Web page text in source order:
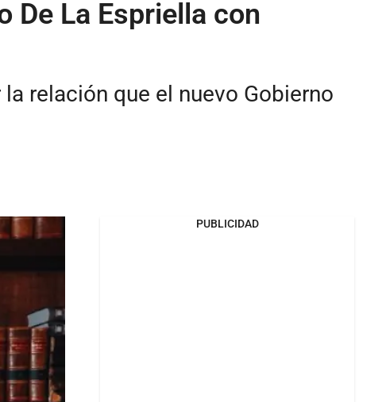
De La Espriella con
relación que el nuevo Gobierno
PUBLICIDAD